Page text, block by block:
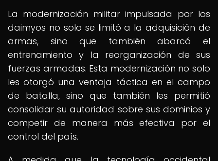
La modernización militar impulsada por los
daimyos no solo se limitó a la adquisición de
armas, sino que también abarcó el
entrenamiento y la reorganización de sus
fuerzas armadas. Esta modernización no solo
les otorgó una ventaja táctica en el campo
de batalla, sino que también les permitió
consolidar su autoridad sobre sus dominios y
competir de manera más efectiva por el
control del país.